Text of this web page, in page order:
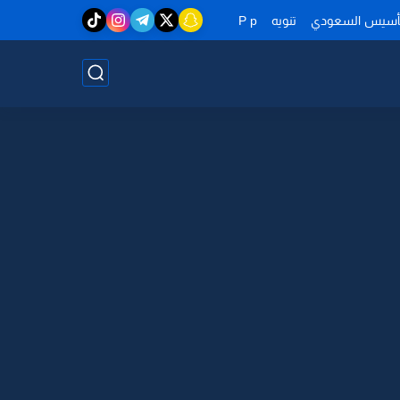
السعودي تنويه P p